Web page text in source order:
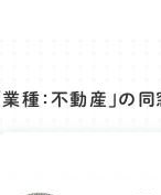
「業種：不動産」の